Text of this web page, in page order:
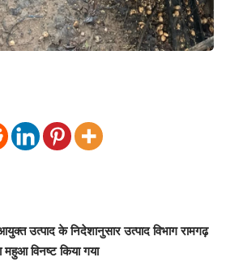
उत्पाद के निदेशानुसार उत्पाद विभाग रामगढ़
महुआ विनष्ट किया गया